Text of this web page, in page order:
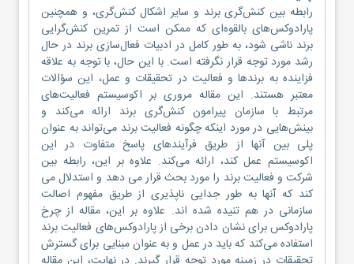
رابطه بین کنش‌گری برند و سایر اشکال کنش‌گری، و همچنین
پارادوکس‌های بالقوه‌ای که ممکن است از تمرین کنش‌گرایی
برند ناشی شود، به طور کامل در ادبیات فعال‌سازی برند در حال
رشد مورد توجه قرار نگرفته است. با این حال، با توجه به علاقه
فزاینده به برندها و فعالیت در تحقیقات و عمل، این سؤالات
معتبر هستند. این مقاله مروری بر اکوسیستم فعالیت‌های
مرتبط با سازمان پیرامون کنش‌گری برند ارائه می‌کند و
بینش‌هایی در مورد اینکه چگونه فعالیت برند می‌تواند به عنوان
پلی بین آنها از طریق فرآیندهای پاسخ متفاوت در این
اکوسیستم عمل کند، ارائه می‌کند. علاوه بر این، رابطه بین
شرکت و فعالیت برند را مورد بحث قرار می دهد و استدلال می
کند که آنها به طور جدایی ناپذیری از طریق مفهوم اصالت
سازمانی در هم تنیده شده اند. علاوه بر این، مقاله از چرخ
پارادوکس برای نشان دادن برخی از پارادوکس‌های فعالیت برند
استفاده می‌کند که باید در عمل و به عنوان مبنایی برای گسترش